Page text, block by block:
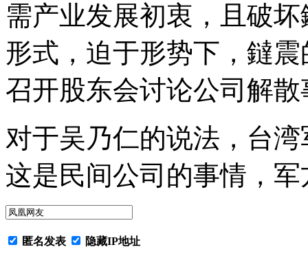
需产业发展初衷，且破
形式，迫于形势下，鐽
召开股东会讨论公司解散
对于吴乃仁的说法，台
这是民间公司的事情，
匿名发表 隐藏IP地址